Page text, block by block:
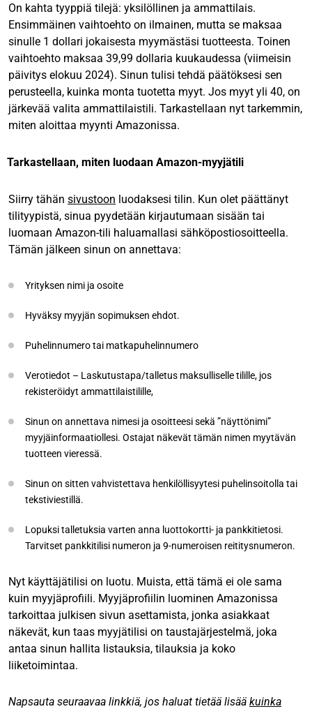
On kahta tyyppiä tilejä: yksilöllinen ja ammattilais.
Ensimmäinen vaihtoehto on ilmainen, mutta se maksaa
sinulle 1 dollari jokaisesta myymästäsi tuotteesta. Toinen
vaihtoehto maksaa 39,99 dollaria kuukaudessa (viimeisin
päivitys elokuu 2024). Sinun tulisi tehdä päätöksesi sen
perusteella, kuinka monta tuotetta myyt. Jos myyt yli 40, on
järkevää valita ammattilaistili. Tarkastellaan nyt tarkemmin,
miten aloittaa myynti Amazonissa.
Tarkastellaan, miten luodaan Amazon-myyjätili
Siirry tähän sivustoon luodaksesi tilin. Kun olet päättänyt
tilityypistä, sinua pyydetään kirjautumaan sisään tai
luomaan Amazon-tili haluamallasi sähköpostiosoitteella.
Tämän jälkeen sinun on annettava:
Yrityksen nimi ja osoite
Hyväksy myyjän sopimuksen ehdot.
Puhelinnumero tai matkapuhelinnumero
Verotiedot – Laskutustapa/talletus maksulliselle tilille, jos
rekisteröidyt ammattilaistilille,
Sinun on annettava nimesi ja osoitteesi sekä ”näyttönimi”
myyjäinformaatiollesi. Ostajat näkevät tämän nimen myytävän
tuotteen vieressä.
Sinun on sitten vahvistettava henkilöllisyytesi puhelinsoitolla tai
tekstiviestillä.
Lopuksi talletuksia varten anna luottokortti- ja pankkitietosi.
Tarvitset pankkitilisi numeron ja 9-numeroisen reititysnumeron.
Nyt käyttäjätilisi on luotu. Muista, että tämä ei ole sama
kuin myyjäprofiili. Myyjäprofiilin luominen Amazonissa
tarkoittaa julkisen sivun asettamista, jonka asiakkaat
näkevät, kun taas myyjätilisi on taustajärjestelmä, joka
antaa sinun hallita listauksia, tilauksia ja koko
liiketoimintaa.
Napsauta seuraavaa linkkiä, jos haluat tietää lisää kuinka